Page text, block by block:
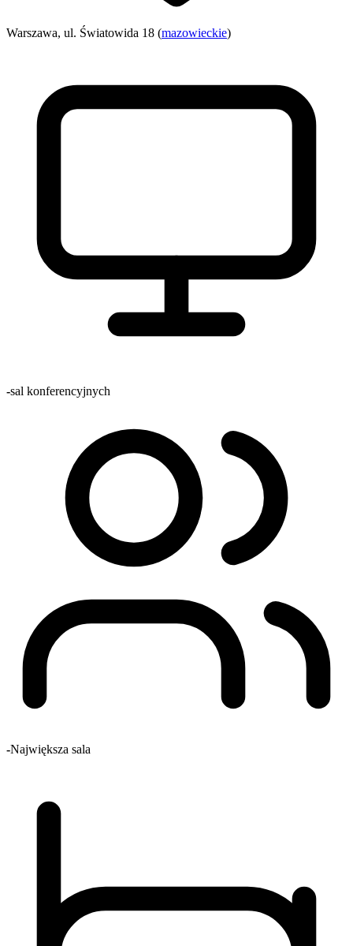
Warszawa, ul. Światowida 18 (mazowieckie)
-sal konferencyjnych
-Największa sala